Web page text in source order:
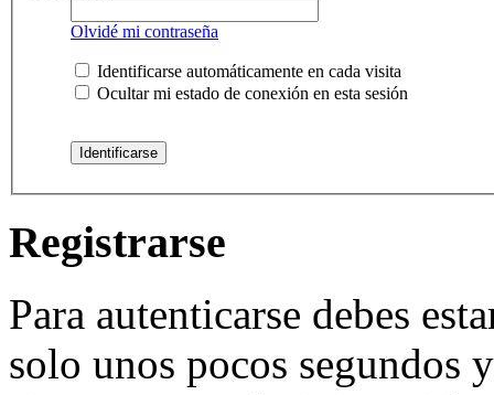
Olvidé mi contraseña
Identificarse automáticamente en cada visita
Ocultar mi estado de conexión en esta sesión
Registrarse
Para autenticarse debes
solo unos pocos segundos